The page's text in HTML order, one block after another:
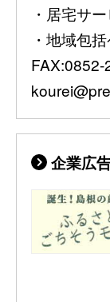
・居宅サ
・地域包
FAX:0852-
企業広